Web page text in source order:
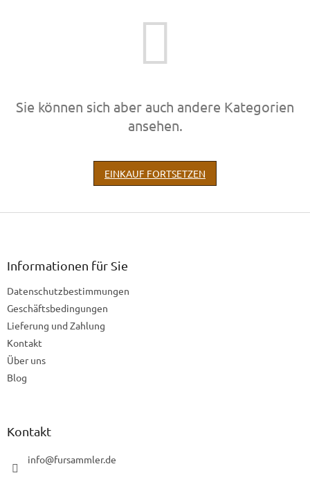
Sie können sich aber auch andere Kategorien
ansehen.
EINKAUF FORTSETZEN
F
Informationen für Sie
Datenschutzbestimmungen
Geschäftsbedingungen
Lieferung und Zahlung
Kontakt
Über uns
Blog
Kontakt
info@fursammler.de